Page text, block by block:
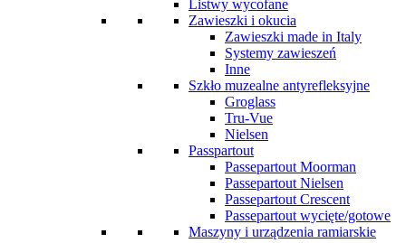
Listwy wycofane
Zawieszki i okucia
Zawieszki made in Italy
Systemy zawieszeń
Inne
Szkło muzealne antyrefleksyjne
Groglass
Tru-Vue
Nielsen
Passpartout
Passepartout Moorman
Passepartout Nielsen
Passepartout Crescent
Passepartout wycięte/gotowe
Maszyny i urządzenia ramiarskie